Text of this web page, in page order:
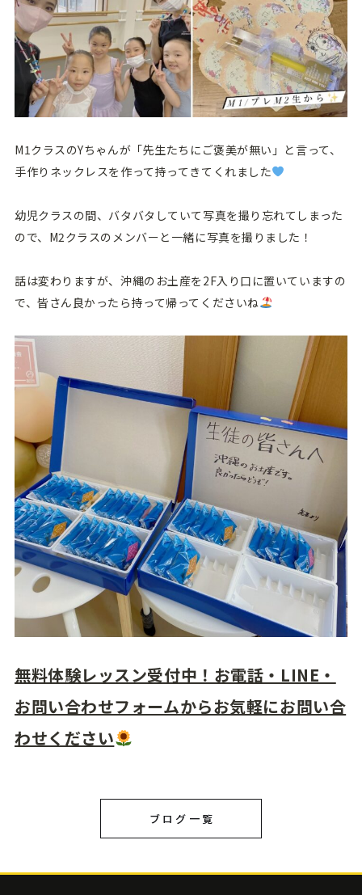
M1クラスのYちゃんが「先生たちにご褒美が無い」と言って、
手作りネックレスを作って持ってきてくれました
幼児クラスの間、バタバタしていて写真を撮り忘れてしまった
ので、M2クラスのメンバーと一緒に写真を撮りました！
話は変わりますが、沖縄のお土産を2F入り口に置いていますの
で、皆さん良かったら持って帰ってくださいね
無料体験レッスン受付中！お電話・LINE・
お問い合わせフォームからお気軽にお問い合
わせください
ブログ一覧